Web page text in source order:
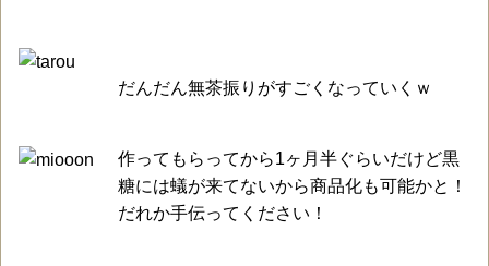
だんだん無茶振りがすごくなっていくｗ
作ってもらってから1ヶ月半ぐらいだけど黒
糖には蟻が来てないから商品化も可能かと！
だれか手伝ってください！